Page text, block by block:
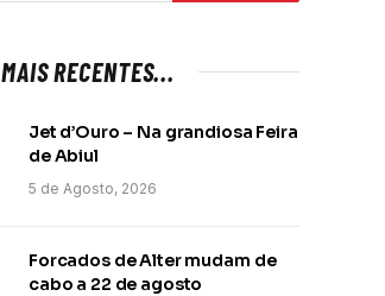
MAIS RECENTES...
Jet d’Ouro – Na grandiosa Feira
de Abiul
5 de Agosto, 2026
Forcados de Alter mudam de
cabo a 22 de agosto